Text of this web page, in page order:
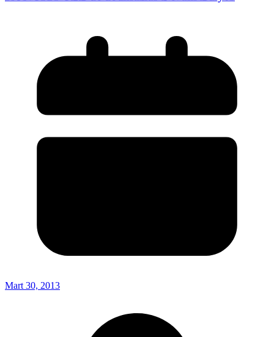
Mart 30, 2013